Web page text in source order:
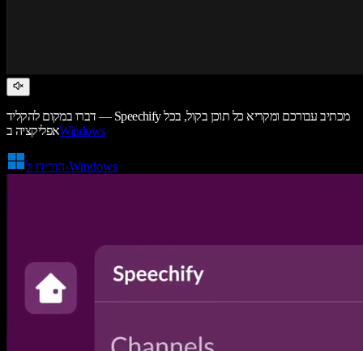
דברו במקום להקליד — Speechify מכתיב עבורכם ומקריא כל תוכן בקול, בכל
אפליקציה בWindows
הורידו ל-Windows